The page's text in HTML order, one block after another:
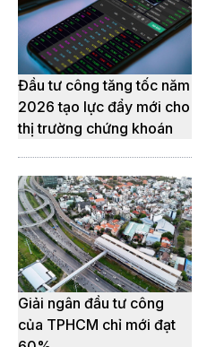
Đầu tư công tăng tốc năm
2026 tạo lực đẩy mới cho
thị trường chứng khoán
Giải ngân đầu tư công
của TPHCM chỉ mới đạt